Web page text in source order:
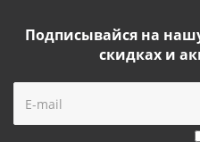
Подписывайся на
скидках и